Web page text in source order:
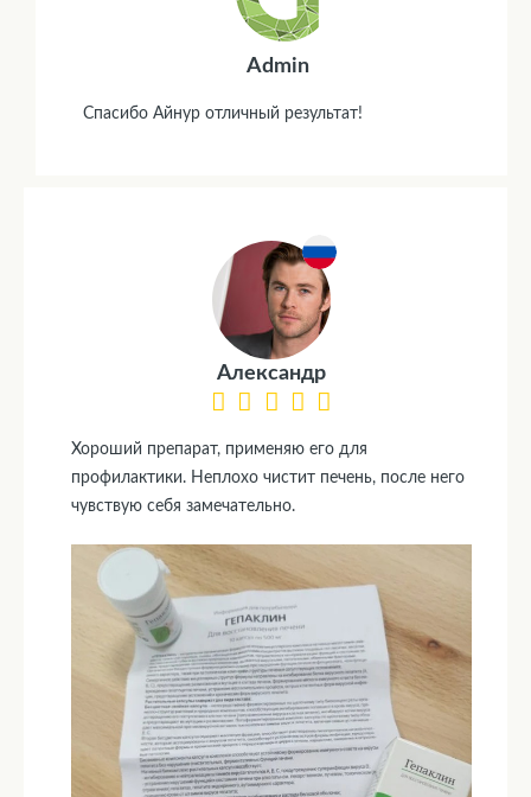
Admin
Спасибо Айнур отличный результат!
Александр
Хороший препарат, применяю его для
профилактики. Неплохо чистит печень, после него
чувствую себя замечательно.